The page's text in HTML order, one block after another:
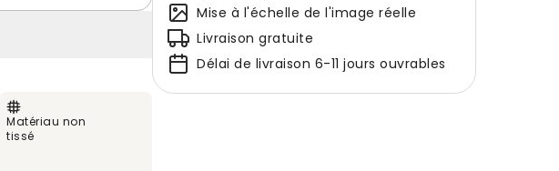
Matériau non
tissé
Mise à l'échelle de l'image réelle
Livraison gratuite
Délai de livraison 6-11 jours ouvrables